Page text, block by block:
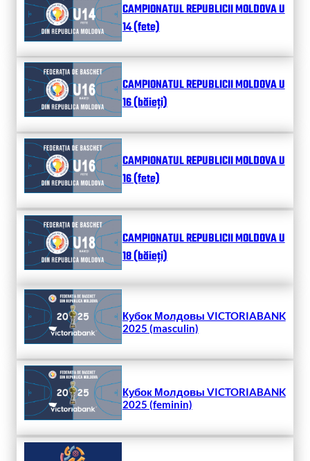
CAMPIONATUL REPUBLICII MOLDOVA U
14 (fete)
CAMPIONATUL REPUBLICII MOLDOVA U
16 (băieți)
CAMPIONATUL REPUBLICII MOLDOVA U
16 (fete)
CAMPIONATUL REPUBLICII MOLDOVA U
18 (băieți)
Кубок Молдовы VICTORIABANK
2025 (masculin)
Кубок Молдовы VICTORIABANK
2025 (feminin)